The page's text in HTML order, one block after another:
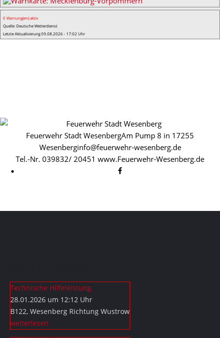
0 Warnung(en) aktiv
Quelle: Deutsche Wetterdienst
Letzte Aktualisierung 09.08.2026 - 17:02 Uhr
Feuerwehr Stadt WesenbergAm Pump 8 in 17255
Wesenberginfo@feuerwehr-wesenberg.de
Tel.-Nr. 039832/ 20451 www.Feuerwehr-Wesenberg.de
Technische Hilfeleistung
28.01.2026 um 12:12 Uhr
B122, Wesenberg Richtung Wustrow
weiterlesen